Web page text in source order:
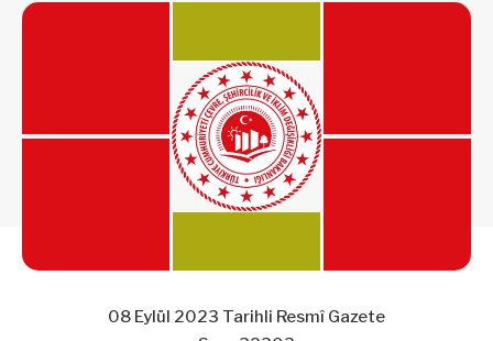
08 Eylül 2023 Tarihli Resmî Gazete